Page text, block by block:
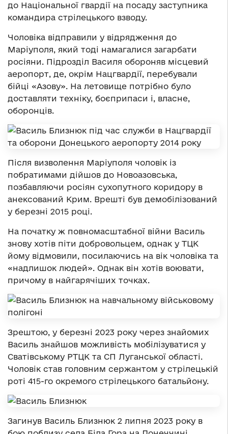
до Національної гвардії на посаду заступника
командира стрілецького взводу.
Чоловіка відправили у відрядження до
Маріуполя, який тоді намагалися загарбати
росіяни. Підрозділ Василя обороняв місцевий
аеропорт, де, окрім Нацгвардії, перебували
бійці «Азову». На летовище потрібно було
доставляти техніку, боєприпаси і, власне,
оборонців.
Після визволення Маріуполя чоловік із
побратимами дійшов до Новоазовська,
позбавляючи росіян сухопутного коридору в
анексований Крим. Врешті був демобілізований
у березні 2015 році.
На початку ж повномасштабної війни Василь
знову хотів піти добровольцем, однак у ТЦК
йому відмовили, посилаючись на вік чоловіка та
«надлишок людей». Однак він хотів воювати,
причому в найгарячіших точках.
Зрештою, у березні 2023 року через знайомих
Василь знайшов можливість мобілізуватися у
Сватівському РТЦК та СП Луганської області.
Чоловік став головним сержантом у стрілецькій
роті 415-го окремого стрілецького батальйону.
Загинув Василь Близнюк 2 липня 2023 року в